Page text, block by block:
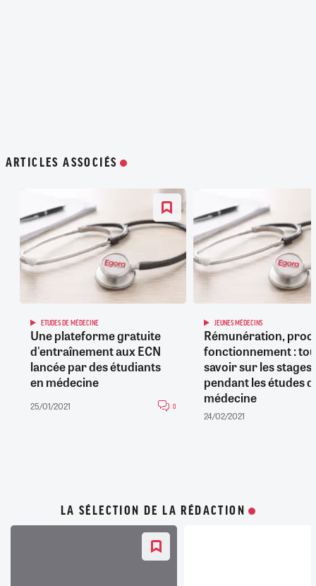
ARTICLES ASSOCIÉS
ETUDES DE MÉDECINE
Une plateforme gratuite
d'entraînement aux ECN
lancée par des étudiants
en médecine
25/01/2021 0
JEUNES MÉDECINS
Rémunération,
fonctionnement :
savoir sur les stages
pendant les études
médecine
24/02/2021
LA SÉLECTION DE LA RÉDACTION